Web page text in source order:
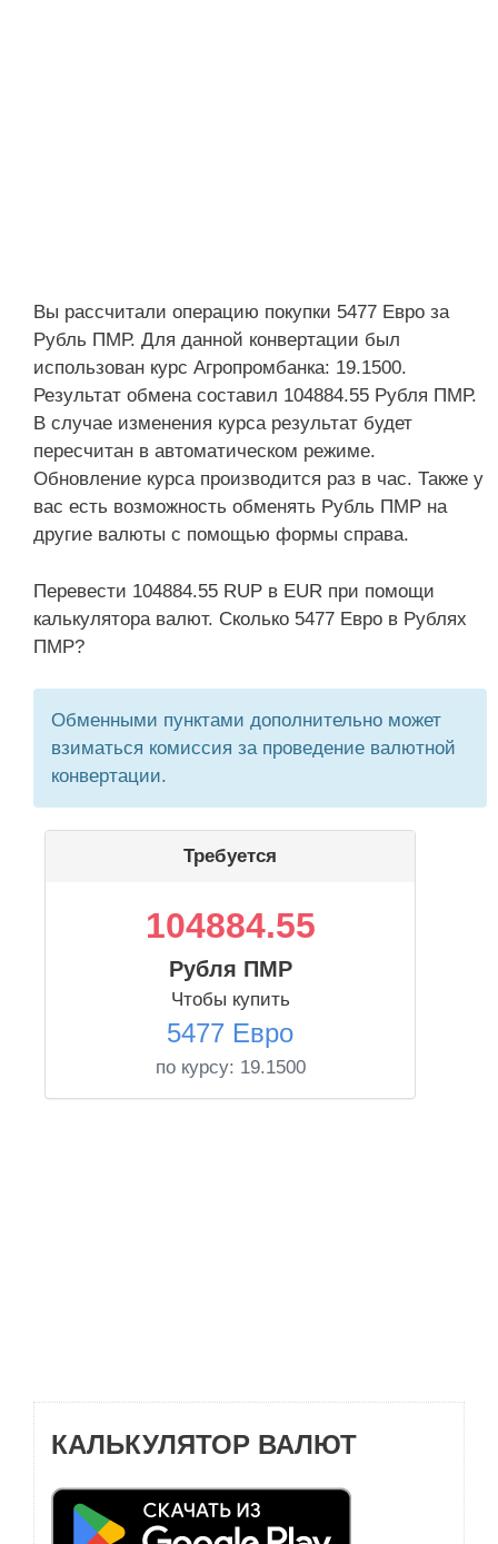
Вы рассчитали операцию покупки 5477 Евро за
Рубль ПМР. Для данной конвертации был
использован курс Агропромбанка: 19.1500.
Результат обмена составил 104884.55 Рубля ПМР.
В случае изменения курса результат будет
пересчитан в автоматическом режиме.
Обновление курса производится раз в час. Также у
вас есть возможность обменять Рубль ПМР на
другие валюты с помощью формы справа.
Перевести 104884.55 RUP в EUR при помощи
калькулятора валют. Сколько 5477 Евро в Рублях
ПМР?
Обменными пунктами дополнительно может
взиматься комиссия за проведение валютной
конвертации.
Требуется
104884.55
Рубля ПМР
Чтобы купить
5477 Евро
по курсу: 19.1500
КАЛЬКУЛЯТОР ВАЛЮТ